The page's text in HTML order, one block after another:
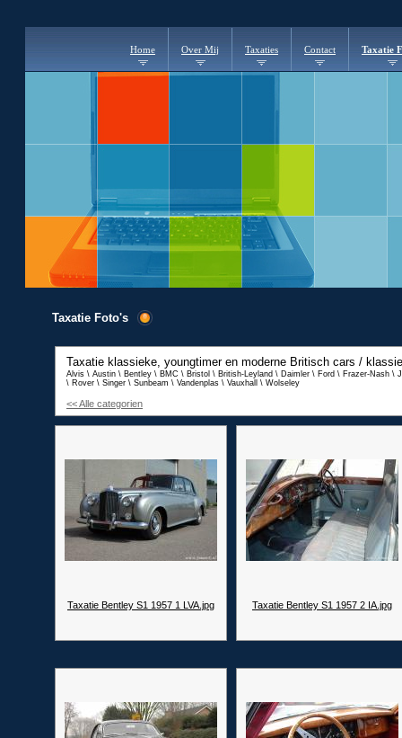
Home Over Mij Taxaties Contact Taxatie
Taxatie Foto's
Taxatie klassieke, youngtimer en moderne Britisch cars /
Alvis \ Austin \ Bentley \ BMC \ Bristol \ British-Leyland \ Daimler \ Ford \ Frazer-Nash \
\ Rover \ Singer \ Sunbeam \ Vandenplas \ Vauxhall \ Wolseley
<< Alle categorien
Taxatie Bentley S1 1957 1 LVA.jpg Taxatie Bentley S1 1957 2 IA.jpg